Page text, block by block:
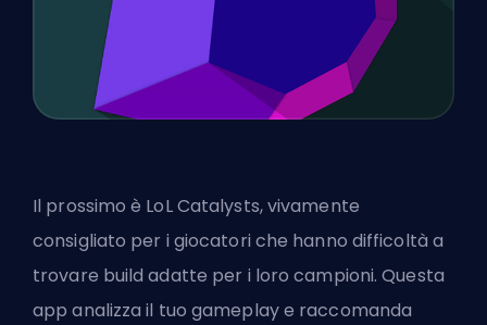
Il prossimo è LoL Catalysts, vivamente
consigliato per i giocatori che hanno difficoltà a
trovare build adatte per i loro campioni. Questa
app analizza il tuo gameplay e raccomanda